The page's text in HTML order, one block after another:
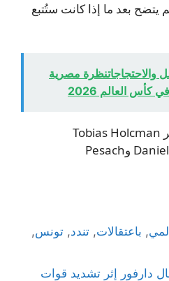
يتضح بعد ما إذا كانت ستُتبع
والاحتجاجاتنظرة مصرية
العالم 2026
ساهم في إعداد هذا التقرير Tobias Holcman
وDanielle Greyman-Kennard وPesach
, باعتقالات,تندد,تونس,
دارفور إثر تشديد قوات